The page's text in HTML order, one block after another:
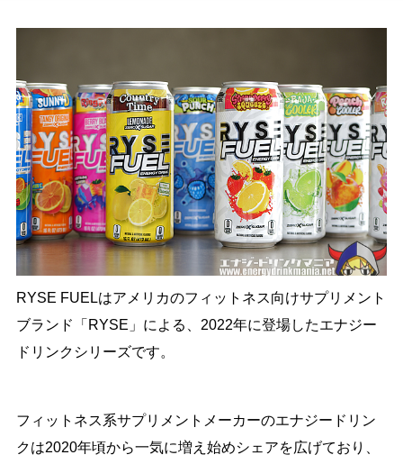
RYSE FUELはアメリカのフィットネス向けサプリメント
ブランド「RYSE」による、2022年に登場したエナジー
ドリンクシリーズです。
フィットネス系サプリメントメーカーのエナジードリン
クは2020年頃から一気に増え始めシェアを広げており、